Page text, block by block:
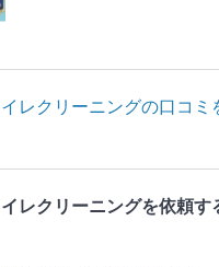
レクリーニングの口コミ
レクリーニングを依頼す